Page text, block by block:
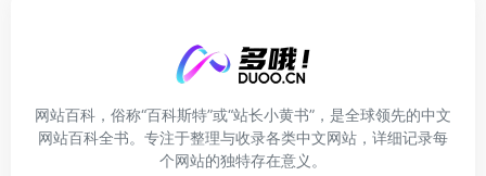
网站百科，俗称“百科斯特”或“站长小黄书”，是全球领先的中文
网站百科全书。专注于整理与收录各类中文网站，详细记录每
个网站的独特存在意义。